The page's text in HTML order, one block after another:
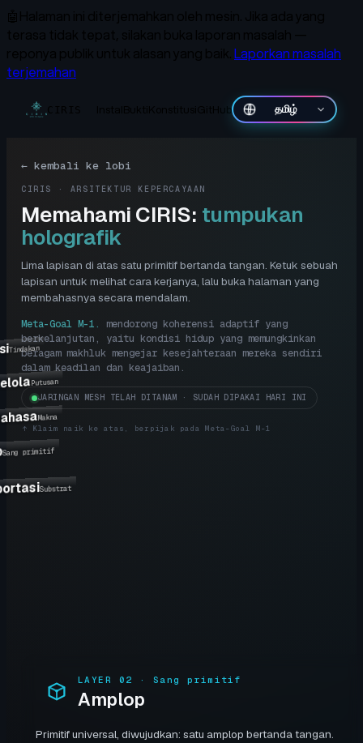
Laporkan masalah
terjemahan
GitHub தமிழ்
← kembali ke lobi
CIRIS · ARSITEKTUR KEPERCAYAAN
Memahami CIRIS: tumpukan
holografik
Lima lapisan di atas satu primitif bertanda tangan. Ketuk sebuah
lapisan untuk melihat cara kerjanya, lalu buka halaman yang
membahasnya secara mendalam.
Meta-Goal M-1.
mendorong koherensi adaptif yang
berkelanjutan, yaitu kondisi hidup yang memungkinkan
beragam makhluk mengejar kesejahteraan mereka sendiri
dalam keadilan dan keajaiban.
JARINGAN MESH TELAH DITANAM · SUDAH DIPAKAI HARI INI
↑ Klaim naik ke atas, berpijak pada Meta-Goal M-1
Tindakan
Putusan
Makna
Sang primitif
Substrat
LAYER 02 · Sang primitif
Amplop
Primitif universal, diwujudkan: satu amplop bertanda tangan.